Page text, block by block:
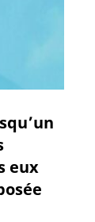
eux